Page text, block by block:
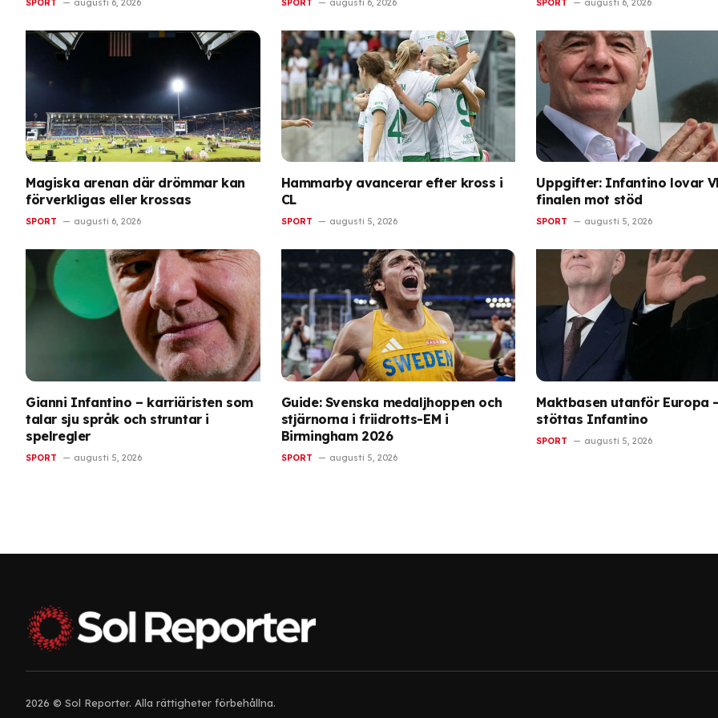
Magiska arenan där drömmar kan
förverkligas eller krossas
SPORT augusti 6, 2026
Hammarby avancerar efter kross i
CL
SPORT augusti 5, 2026
Uppgifter: Infantino lovar
finalen mot stöd
SPORT augusti 5, 2026
Gianni Infantino – karriäristen som
talar sju språk och struntar i
spelregler
SPORT augusti 5, 2026
Guide: Svenska medaljhoppen och
stjärnorna i friidrotts-EM i
Birmingham 2026
SPORT augusti 5, 2026
Maktbasen utanför Europa
stöttas Infantino
SPORT augusti 5, 2026
2026 © Sol Reporter. Alla rättigheter förbehållna.